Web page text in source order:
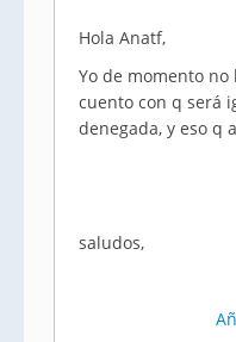
Hola Anatf,
Yo de momento
cuento con q será
denegada, y eso q
saludos,